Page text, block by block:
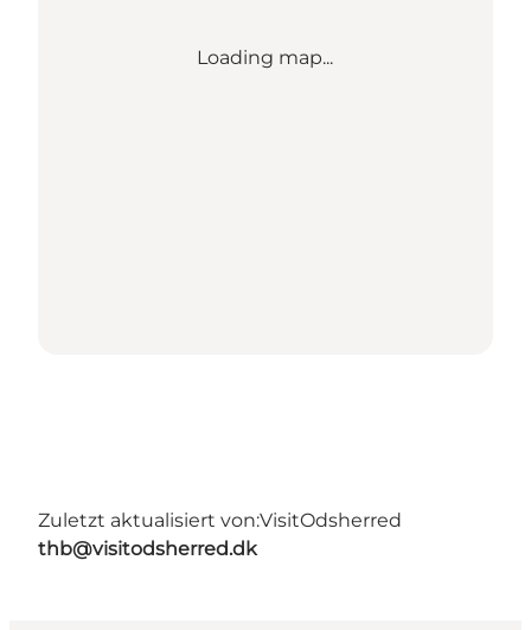
Loading map...
Zuletzt aktualisiert von:VisitOdsherred
thb@visitodsherred.dk